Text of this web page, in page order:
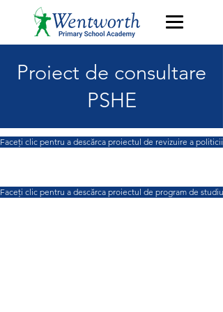
Proiect de consultare
PSHE
Faceți clic pentru a descărca proiectul de revizuire a politicii
Faceți clic pentru a descărca proiectul de program de studiu